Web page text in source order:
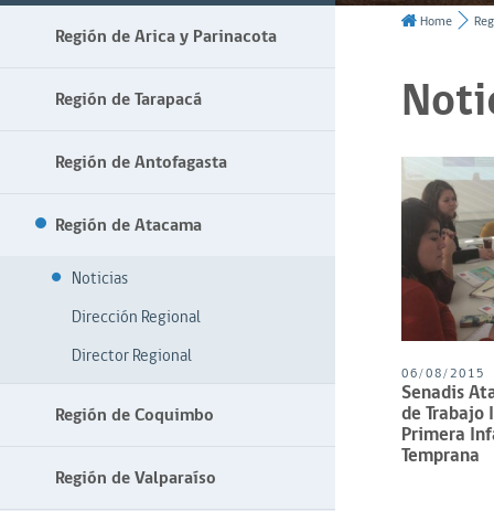
Región de Arica y Parinacota
Región de Tarapacá
Región de Antofagasta
Región de Atacama
Noticias
Dirección Regional
Director Regional
Región de Coquimbo
Región de Valparaíso
Home
06/08/2015
Senadis
de
Primera
Temprana